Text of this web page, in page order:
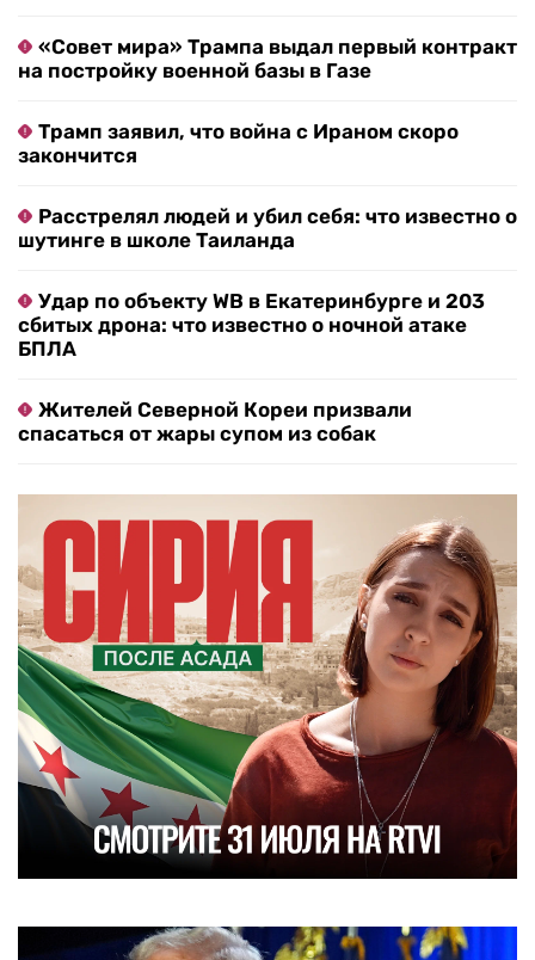
«Совет мира» Трампа выдал первый контракт
на постройку военной базы в Газе
Трамп заявил, что война с Ираном скоро
закончится
Расстрелял людей и убил себя: что известно о
шутинге в школе Таиланда
Удар по объекту WB в Екатеринбурге и 203
сбитых дрона: что известно о ночной атаке
БПЛА
Жителей Северной Кореи призвали
спасаться от жары супом из собак